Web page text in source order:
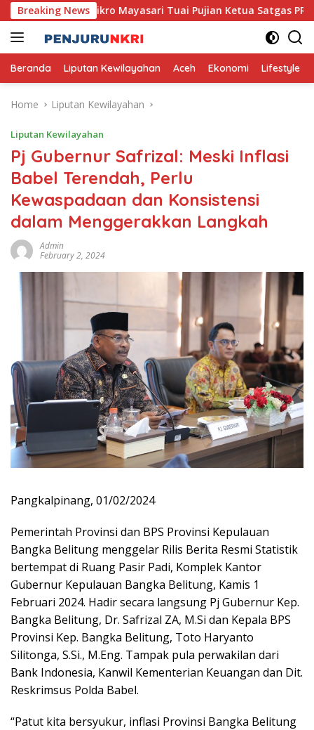
Skip
to
content
Breaking News
Usaha Mikro Mayasari Tuai Pujian Ketua Satgas PRR
Beranda Liputan Kewilayahan Aceh Ekonomi Lifestyle
Home Liputan Kewilayahan
Liputan Kewilayahan
Pj Gubernur Safrizal: Meski Inflasi
Babel Terendah, Perlu
Kewaspadaan dan Konsistensi
dalam Menggerakkan Langkah
Admin
February 2, 2024
Pangkalpinang, 01/02/2024
Pemerintah Provinsi dan BPS Provinsi Kepulauan
Bangka Belitung menggelar Rilis Berita Resmi Statistik
bertempat di Ruang Pasir Padi, Komplek Kantor
Gubernur Kepulauan Bangka Belitung, Kamis 1
Februari 2024. Hadir secara langsung Pj Gubernur Kep.
Bangka Belitung, Dr. Safrizal ZA, M.Si dan Kepala BPS
Provinsi Kep. Bangka Belitung, Toto Haryanto
Silitonga, S.Si., M.Eng. Tampak pula perwakilan dari
Bank Indonesia, Kanwil Kementerian Keuangan dan Dit.
Reskrimsus Polda Babel.
“Patut kita bersyukur, inflasi Provinsi Bangka Belitung